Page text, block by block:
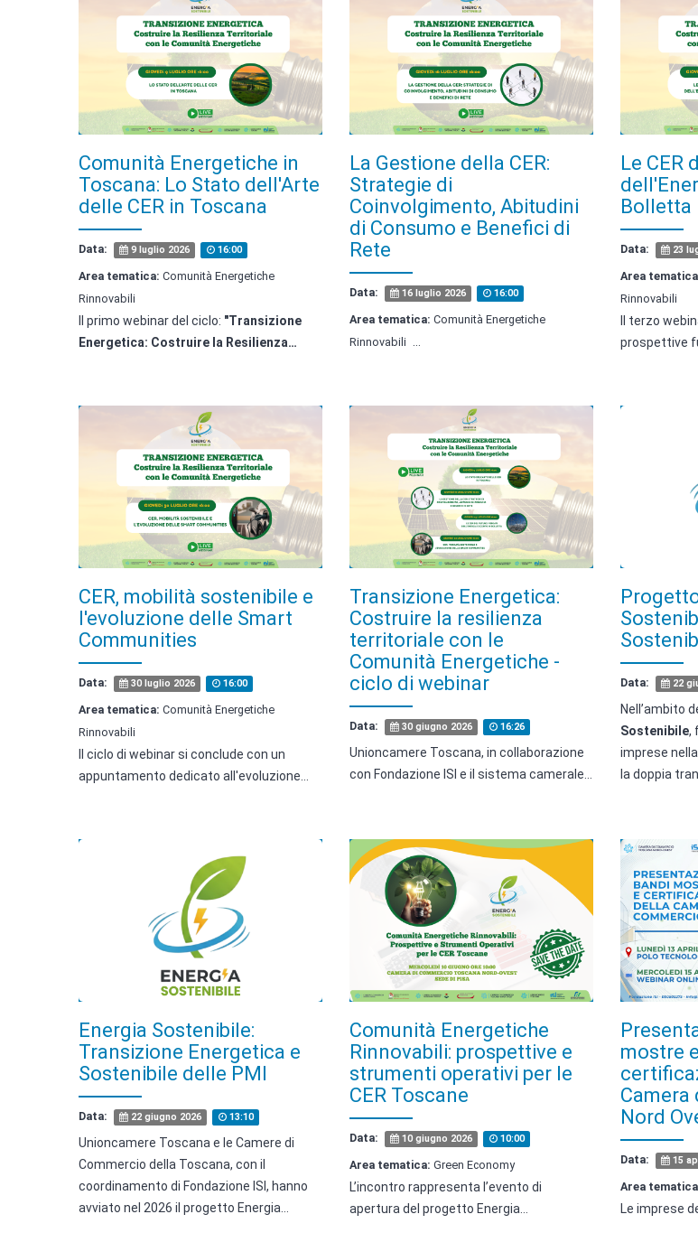
Comunità Energetiche in
Toscana: Lo Stato dell'Arte
delle CER in Toscana
Data: 9 luglio 2026 16:00
Area tematica: Comunità Energetiche
Rinnovabili
Il primo webinar del ciclo: "Transizione
Energetica: Costruire la Resilienza…
La Gestione della CER:
Strategie di
Coinvolgimento, Abitudini
di Consumo e Benefici di
Rete
Data: 16 luglio 2026 16:00
Area tematica: Comunità Energetiche
Rinnovabili
Le CER
Bolletta
Data: 23
Area
Rinnovabili
Il terzo
prospettive
CER, mobilità sostenibile e
l'evoluzione delle Smart
Communities
Data: 30 luglio 2026 16:00
Area tematica: Comunità Energetiche
Rinnovabili
Il ciclo di webinar si conclude con un
appuntamento dedicato all'evoluzione…
Transizione Energetica:
Costruire la resilienza
territoriale con le
Comunità Energetiche -
ciclo di webinar
Data: 30 giugno 2026 16:26
Unioncamere Toscana, in collaborazione
con Fondazione ISI e il sistema camerale…
Data: 22
Nell’ambito
Sostenibile,
imprese
la doppia
Energia Sostenibile:
Transizione Energetica e
Sostenibile delle PMI
Data: 22 giugno 2026 13:10
Unioncamere Toscana e le Camere di
Commercio della Toscana, con il
coordinamento di Fondazione ISI, hanno
avviato nel 2026 il progetto Energia…
Comunità Energetiche
Rinnovabili: prospettive e
strumenti operativi per le
CER Toscane
Data: 10 giugno 2026 10:00
Area tematica: Green Economy
L’incontro rappresenta l’evento di
apertura del progetto Energia…
mostre
Camera
Nord
Data: 15
Area
Le imprese